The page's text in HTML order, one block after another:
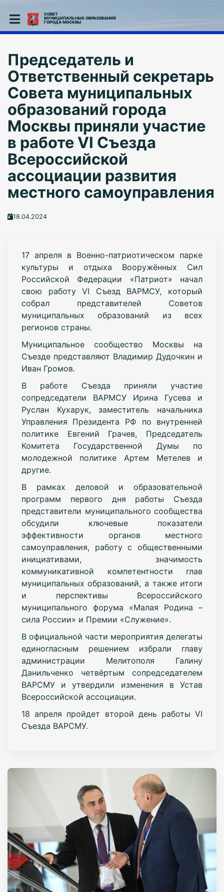
СОВЕТ
МУНИЦИПАЛЬНЫХ ОБРАЗОВАНИЙ
ГОРОДА МОСКВЫ
Председатель и
Ответственный секретарь
Совета муниципальных
образований города
Москвы приняли участие
в работе VI Съезда
Всероссийской
ассоциации развития
местного самоуправления
18.04.2024
17 апреля в Военно-патриотическом парке
культуры и отдыха Вооружённых Сил
Российской Федерации «Патриот» начал
свою работу VI Съезд ВАРМСУ, который
собрал представителей Советов
муниципальных образований из всех
регионов страны.
Муниципальное сообщество Москвы на
Съезде представляют Владимир Дудочкин и
Иван Громов.
В работе Съезда приняли участие
сопредседатели ВАРМСУ Ирина Гусева и
Руслан Кухарук, заместитель начальника
Управления Президента РФ по внутренней
политике Евгений Грачев, Председатель
Комитета Государственной Думы по
молодежной политике Артем Метелев и
другие.
В рамках деловой и образовательной
программ первого дня работы Съезда
представители муниципального сообщества
обсудили ключевые показатели
эффективности органов местного
самоуправления, работу с общественными
инициативами, значимость
коммуникативной компетентности глав
муниципальных образований, а также итоги
и перспективы Всероссийского
муниципального форума «Малая Родина –
сила России» и Премии «Служение».
В официальной части мероприятия делегаты
единогласным решением избрали главу
администрации Мелитополя Галину
Данильченко четвёртым сопредседателем
ВАРСМУ и утвердили изменения в Устав
Всероссийской ассоциации.
18 апреля пройдет второй день работы VI
Съезда ВАРСМУ.